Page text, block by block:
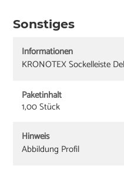
Sonstiges
Informationen
KRONOTEX Sockelleiste
Paketinhalt
1,00 Stück
Hinweis
Abbildung Profil